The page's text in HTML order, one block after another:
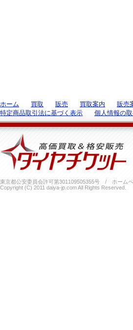
ホーム 買取 販売 買取案内 販売
特定商品取引法に基づく表示
個人情報の
東京都公安委員会許可第301109505355号 / ホーム
Copyright (C) 2011 daiya-jp.com All Rights Reserved.